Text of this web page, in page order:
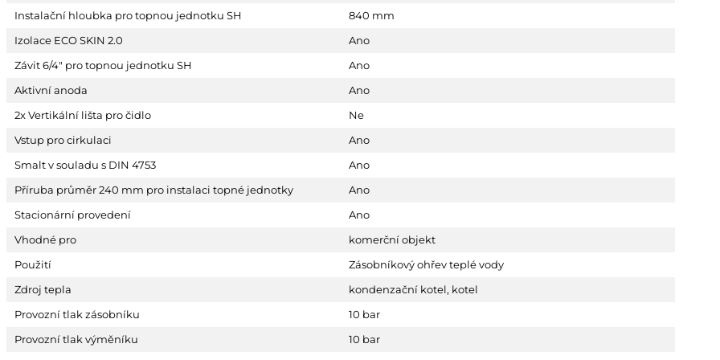
Instalační hloubka pro topnou jednotku SH
840 mm
Izolace ECO SKIN 2.0
Ano
Závit 6/4" pro topnou jednotku SH
Ano
Aktivní anoda
Ano
2x Vertikální lišta pro čidlo
Ne
Vstup pro cirkulaci
Ano
Smalt v souladu s DIN 4753
Ano
Příruba průměr 240 mm pro instalaci topné jednotky
Ano
Stacionární provedení
Ano
Vhodné pro
komerční objekt
Použití
Zásobníkový ohřev teplé vody
Zdroj tepla
kondenzační kotel, kotel
Provozní tlak zásobníku
10 bar
Provozní tlak výměníku
10 bar